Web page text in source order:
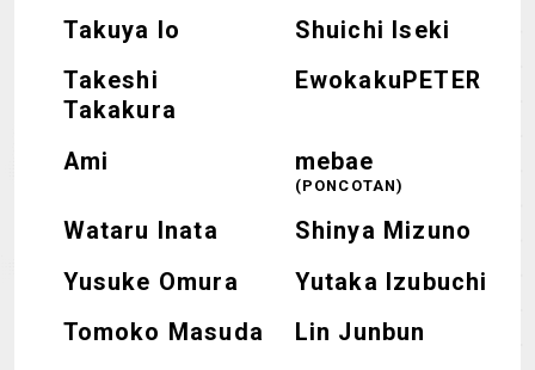
Takuya Io
Shuichi Iseki
Takeshi
Takakura
EwokakuPETER
Ami mebae
(PONCOTAN)
Wataru Inata
Shinya Mizuno
Yusuke Omura
Yutaka Izubuchi
Tomoko Masuda
Lin Junbun